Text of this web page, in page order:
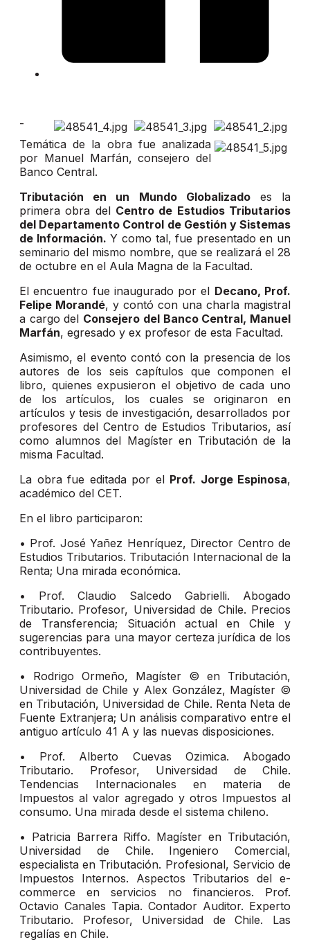
-
Temática de la obra fue analizada
por Manuel Marfán, consejero del
Banco Central.
Tributación en un Mundo Globalizadoes la
primera obra del Centro de Estudios Tributarios
del Departamento Control de Gestión y Sistemas
de Información. Y como tal, fue presentado en un
seminario del mismo nombre, que se realizará el 28
de octubre en el Aula Magna de la Facultad.
El encuentro fue inaugurado por el Decano, Prof.
Felipe Morandé, y contó con una charla magistral
a cargo del Consejero del Banco Central, Manuel
Marfán, egresado y ex profesor de esta Facultad.
Asimismo, el evento contó con la presencia de los
autores de los seis capítulos que componen el
libro, quienes expusieron el objetivo de cada uno
de los artículos, los cuales se originaron en
artículos y tesis de investigación, desarrollados por
profesores del Centro de Estudios Tributarios, así
como alumnos del Magíster en Tributación de la
misma Facultad.
La obra fue editada por el Prof. Jorge Espinosa,
académico del CET.
En el libro participaron:
• Prof. José Yañez Henríquez, Director Centro de
Estudios Tributarios. Tributación Internacional de la
Renta; Una mirada económica.
• Prof. Claudio Salcedo Gabrielli. Abogado
Tributario. Profesor, Universidad de Chile. Precios
de Transferencia; Situación actual en Chile y
sugerencias para una mayor certeza jurídica de los
contribuyentes.
• Rodrigo Ormeño, Magíster © en Tributación,
Universidad de Chile y Alex González, Magíster ©
en Tributación, Universidad de Chile. Renta Neta de
Fuente Extranjera; Un análisis comparativo entre el
antiguo artículo 41 A y las nuevas disposiciones.
• Prof. Alberto Cuevas Ozimica. Abogado
Tributario. Profesor, Universidad de Chile.
Tendencias Internacionales en materia de
Impuestos al valor agregado y otros Impuestos al
consumo. Una mirada desde el sistema chileno.
• Patricia Barrera Riffo. Magíster en Tributación,
Universidad de Chile. Ingeniero Comercial,
especialista en Tributación. Profesional, Servicio de
Impuestos Internos. Aspectos Tributarios del e-
commerce en servicios no financieros. Prof.
Octavio Canales Tapia. Contador Auditor. Experto
Tributario. Profesor, Universidad de Chile. Las
regalías en Chile.